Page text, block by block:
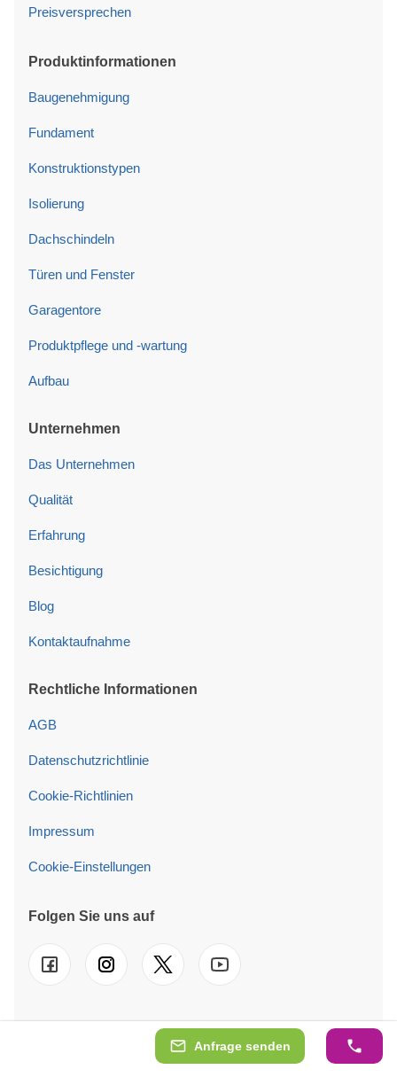
Anfrage senden
Preisversprechen
Produktinformationen
Baugenehmigung
Fundament
Konstruktionstypen
Isolierung
Dachschindeln
Türen und Fenster
Garagentore
Produktpflege und -wartung
Aufbau
Unternehmen
Das Unternehmen
Qualität
Erfahrung
Besichtigung
Blog
Kontaktaufnahme
Rechtliche Informationen
AGB
Datenschutzrichtlinie
Cookie-Richtlinien
Impressum
Cookie-Einstellungen
Folgen Sie uns auf
© 2026 Gartenhäuser24.de GmbH. Wir sind auch in
folgenden Ländern tätigUK-FR-IT-ES-PT-NL SE-AT